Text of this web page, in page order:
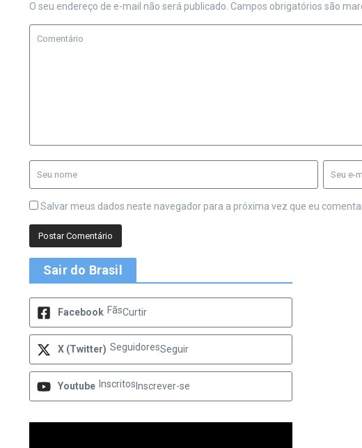
O seu endereço de e-mail não será publicado. Campos obrigatórios são
Salvar meus dados neste navegador para a próxima vez que eu
Sair do Brasil
Facebook FãsCurtir
X (Twitter) SeguidoresSeguir
Youtube Inscritos Inscrever-se